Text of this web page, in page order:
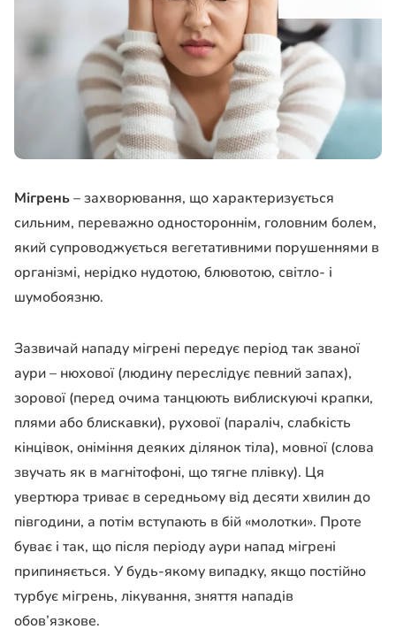
Мігрень– захворювання, що характеризується
сильним, переважно одностороннім, головним болем,
який супроводжується вегетативними порушеннями в
організмі, нерідко нудотою, блювотою, світло- і
шумобоязню.
Зазвичай нападу мігрені передує період так званої
аури – нюхової (людину переслідує певний запах),
зорової (перед очима танцюють виблискуючі крапки,
плями або блискавки), рухової (параліч, слабкість
кінцівок, оніміння деяких ділянок тіла), мовної (слова
звучать як в магнітофоні, що тягне плівку). Ця
увертюра триває в середньому від десяти хвилин до
півгодини, а потім вступають в бій «молотки». Проте
буває і так, що після періоду аури напад мігрені
припиняється. У будь-якому випадку, якщо постійно
турбує мігрень, лікування, зняття нападів
обов’язкове.